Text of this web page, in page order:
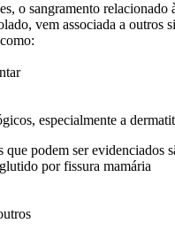
o sangramento relacionado
vem associada a outros
especialmente a
podem ser evidenciados
por fissura mamária